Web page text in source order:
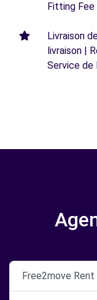
Fitting Fee
Livraison
livraison |
Service de
Free2move